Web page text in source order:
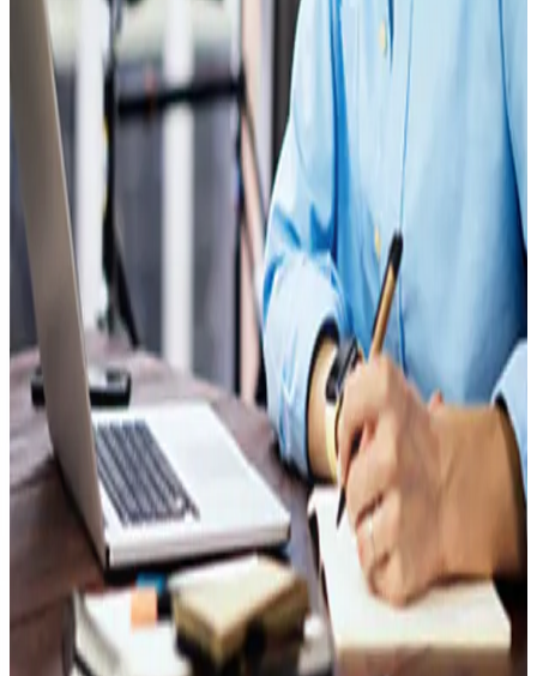
Recherchez un marché, une entreprise, un insight...
À propos
Connexion
Vos enjeux
Solutions
Marchés
Insights
Contactez-nous
AlimentaireAssurance Automobile Banque et finance
Biens
de consommation
Commerce ConstructionÉnergie et
environnementHébergement et restauration
ImmobilierIndustrieMédias et
communicationSanté Services aux entreprises
Services
aux ménagesTechnologie et digitalTourisme, sport et
loisirs Transport et logistique
Ressources & Insights
Insights vidéo
Publications
Des études qui vous apportent les données, les outils et
les perspectives nécessaires pour orienter chaque
décision.